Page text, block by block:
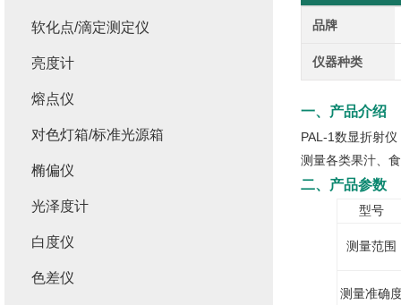
品牌
仪器种类
一、产品介绍
PAL-1数显折射
测量各类果汁、
二、 产品参数
型号
测量范围
测量准确
软化点/滴定测定仪
亮度计
熔点仪
对色灯箱/标准光源箱
椭偏仪
光泽度计
白度仪
色差仪